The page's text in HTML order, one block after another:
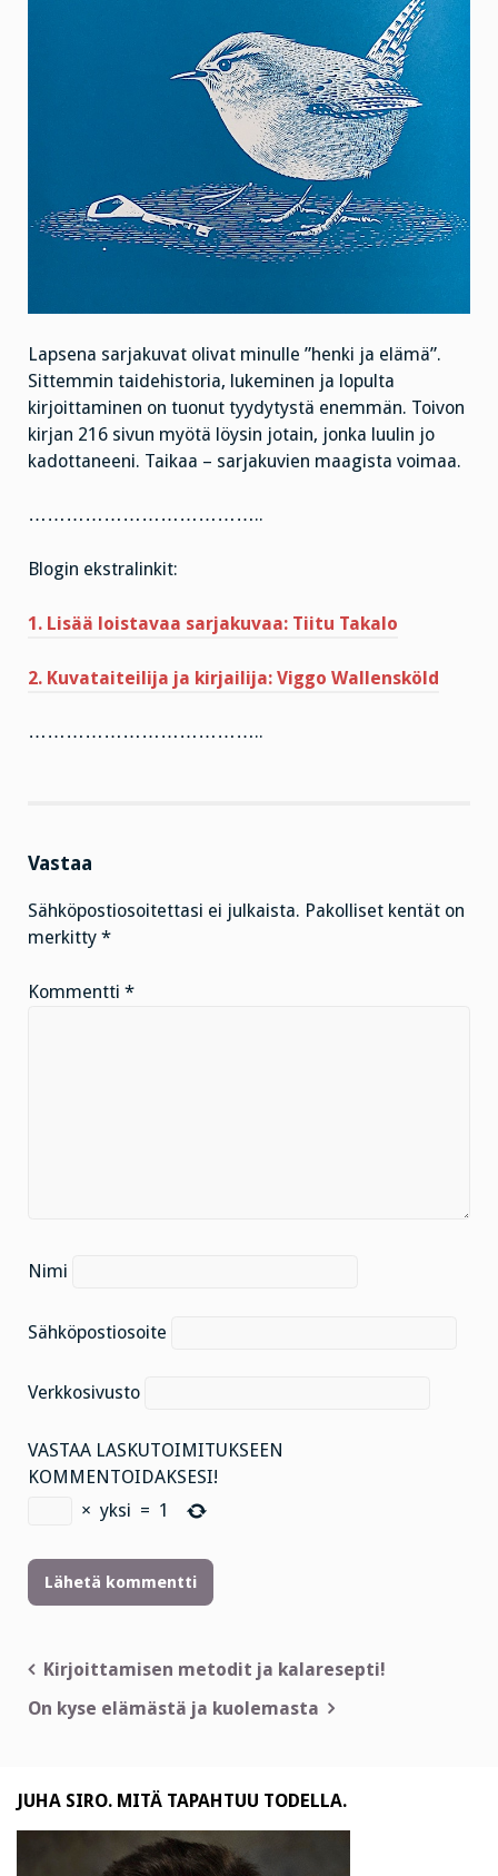
Lapsena sarjakuvat olivat minulle ”henki ja elämä”.
Sittemmin taidehistoria, lukeminen ja lopulta
kirjoittaminen on tuonut tyydytystä enemmän. Toivon
kirjan 216 sivun myötä löysin jotain, jonka luulin jo
kadottaneeni. Taikaa – sarjakuvien maagista voimaa.
………………………………..
Blogin ekstralinkit:
1. Lisää loistavaa sarjakuvaa: Tiitu Takalo
2. Kuvataiteilija ja kirjailija: Viggo Wallensköld
………………………………..
Vastaa
Sähköpostiosoitettasi ei julkaista. Pakolliset kentät on
merkitty *
Kommentti *
Nimi
Sähköpostiosoite
Verkkosivusto
VASTAA LASKUTOIMITUKSEEN
KOMMENTOIDAKSESI!
× yksi = 1
Artikkelien
selaus
Kirjoittamisen metodit ja kalaresepti!
On kyse elämästä ja kuolemasta
JUHA SIRO. MITÄ TAPAHTUU TODELLA.